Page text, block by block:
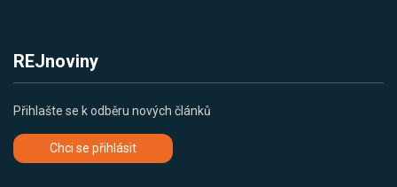
REJnoviny
Přihlašte se k odběru nových článků
Chci se přihlásit